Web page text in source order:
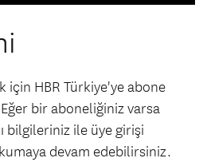
HBR Türkiye'ye abone
bir aboneliğiniz varsa
bilgileriniz ile üye girişi
devam edebilirsiniz.